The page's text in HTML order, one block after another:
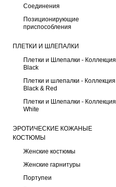
Соединения
Позиционирующие
приспособления
ПЛЕТКИ И ШЛЕПАЛКИ
Плетки и Шлепалки - Коллекция
Black
Плетки и шлепалки - Коллекция
Black & Red
Плетки и Шлепалки - Коллекция
White
ЭРОТИЧЕСКИЕ КОЖАНЫЕ
КОСТЮМЫ
Женские костюмы
Женские гарнитуры
Портупеи